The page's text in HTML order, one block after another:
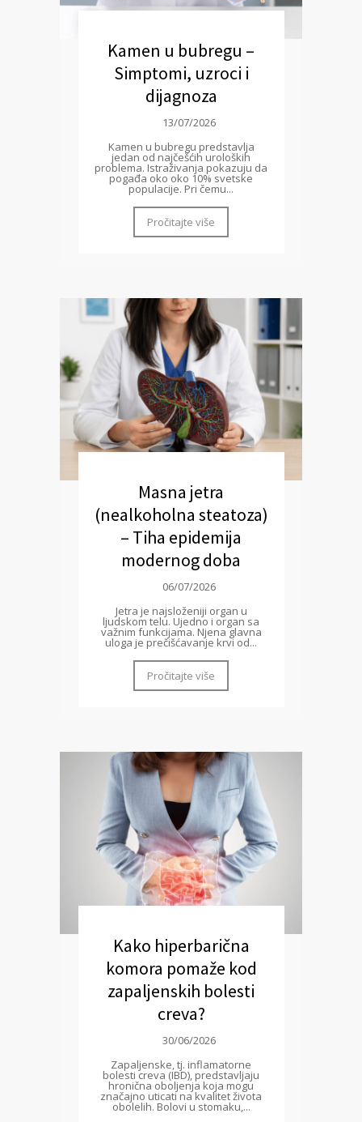
Kamen u bubregu –
Simptomi, uzroci i
dijagnoza
13/07/2026
Kamen u bubregu predstavlja
jedan od najčešćih uroloških
problema. Istraživanja pokazuju da
pogađa oko oko 10% svetske
populacije. Pri čemu...
Pročitajte više
Masna jetra
(nealkoholna steatoza)
– Tiha epidemija
modernog doba
06/07/2026
Jetra je najsloženiji organ u
ljudskom telu. Ujedno i organ sa
važnim funkcijama. Njena glavna
uloga je prečišćavanje krvi od...
Pročitajte više
Kako hiperbarična
komora pomaže kod
zapaljenskih bolesti
creva?
30/06/2026
Zapaljenske, tj. inflamatorne
bolesti creva (IBD), predstavljaju
hronična oboljenja koja mogu
značajno uticati na kvalitet života
obolelih. Bolovi u stomaku,...